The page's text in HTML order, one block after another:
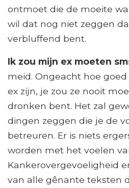
ontmoet die de moeite
wil dat nog niet zeggen
verbluffend bent.
Ik zou mijn ex moeten
meid. Ongeacht hoe
ex zijn, je zou ze nooit
dronken bent. Het zal
dingen zeggen die je de
betreuren. Er is niets
worden met het voelen
Kankerovergevoeligheid
van alle gênante teksten